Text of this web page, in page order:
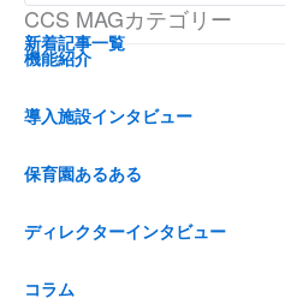
a
r
c
...
CCS MAGカテゴリー
新着記事一覧
機能紹介
導入施設インタビュー
保育園あるある
ディレクターインタビュー
コラム